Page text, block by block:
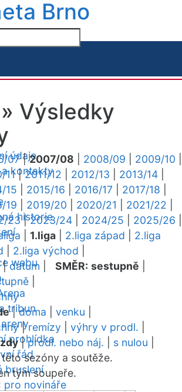
Brno
údaje
a kontakty
historie
webu
tribun
prohlídka
řád
bruslení
pro novináře
Výsledky
07|2007/08 2008/09 2009/10
11|2011/12 2012/13 2013/14
15
2015/16 2016/17 2017/18
19
2019/20 2020/21 2021/22
23|2023/24 2024/25 2025/26
1.liga 2.liga západ
2.liga
2.liga východ
|datum SMĚR: sestupně
|doma venku
|remízy výhry v prodl.
|prodl. nebo náj. s nulou
sezóny a soutěže.
tým soupeře.